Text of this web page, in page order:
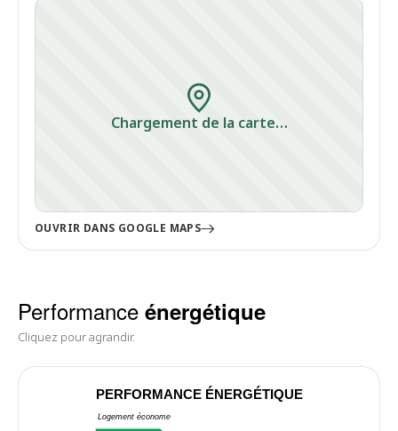
Chargement de la carte…
OUVRIR DANS GOOGLE MAPS
Performance énergétique
Cliquez pour agrandir.
PERFORMANCE ÉNERGÉTIQUE
Logement économe